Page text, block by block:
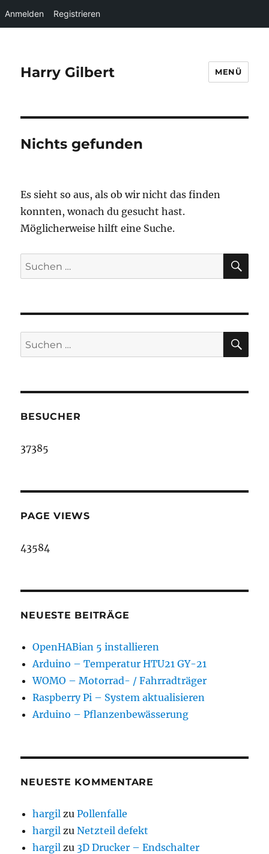
Anmelden Registrieren
Harry Gilbert MENÜ
Nichts gefunden
Es sieht so aus, als ob wir nicht das finden
konnten, wonach du gesucht hast.
Möglicherweise hilft eine Suche.
Suche
nach:
Suche
nach:
BESUCHER
37385
PAGE VIEWS
43584
NEUESTE BEITRÄGE
OpenHABian 5 installieren
Arduino – Temperatur HTU21 GY-21
WOMO – Motorrad- / Fahrradträger
Raspberry Pi – System aktualisieren
Arduino – Pflanzenbewässerung
NEUESTE KOMMENTARE
hargil zuPollenfalle
hargil zuNetzteil defekt
hargil zu 3D Drucker – Endschalter